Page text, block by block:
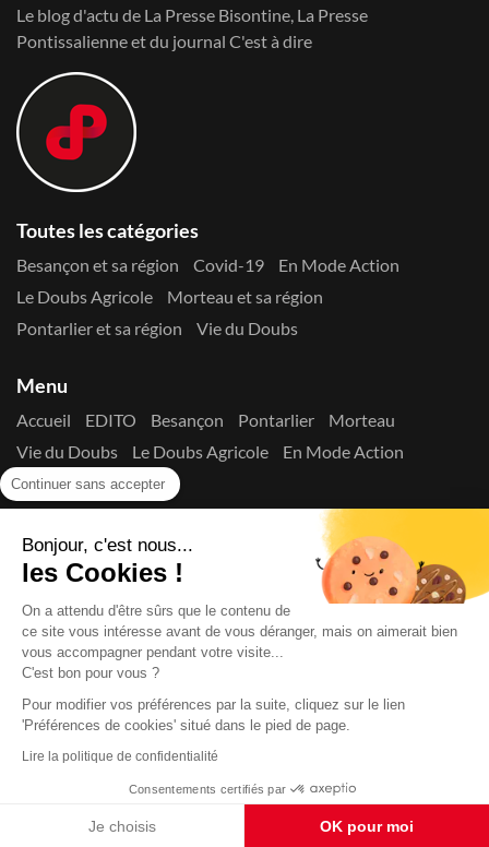
Continuer sans accepter
Bonjour, c'est nous...
les Cookies !
On a attendu d'être sûrs que le contenu de
ce site vous intéresse avant de vous déranger, mais on aimerait bien
vous accompagner pendant votre visite...
C'est bon pour vous ?
Pour modifier vos préférences par la suite, cliquez sur le lien
'Préférences de cookies' situé dans le pied de page.
Lire la politique de confidentialité
Consentements certifiés par
Je choisis OK pour moi
Le blog d'actu de La Presse Bisontine, La Presse
Pontissalienne et du journal C'est à dire
Toutes les catégories
Besançon et sa région Covid-19
En Mode Action
Le Doubs Agricole
Morteau et sa région
Pontarlier et sa région
Vie du Doubs
Menu
Accueil EDITO Besançon Pontarlier
Morteau
Vie du Doubs
Le Doubs Agricole
En Mode Action
Contactez-nous !
Suivez-nous sur les réseaux
Copyright © 2026 La Presse du Doubs
2725-8165 - N° de commission paritaire : 1125 Y 94392
Données Personnelles
Mentions Légales